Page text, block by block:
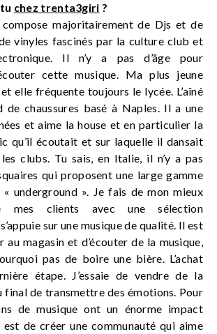
chez trenta3giri ?
majoritairement de Djs et de
vinyles fascinés par la culture club et
Il n’y a pas d’âge pour
cette musique. Ma plus jeune
elle fréquente toujours le lycée. L’aîné
de chaussures basé à Naples. Il a une
et aime la house et en particulier la
qu’il écoutait et sur laquelle il dansait
clubs. Tu sais, en Italie, il n’y a pas
qui proposent une large gamme
underground ». Je fais de mon mieux
mes clients avec une sélection
sur une musique de qualité. Il est
au magasin et d’écouter de la musique,
pas de boire une bière. L’achat
étape. J’essaie de vendre de la
final de transmettre des émotions. Pour
de musique ont un énorme impact
est de créer une communauté qui aime